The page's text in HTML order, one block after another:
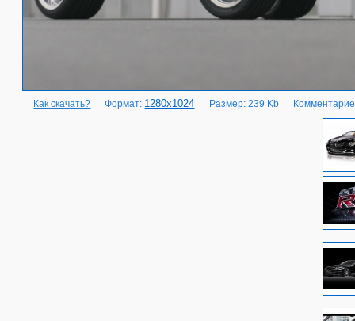
Как скачать? Формат: 1280x1024 Размер: 239 Kb